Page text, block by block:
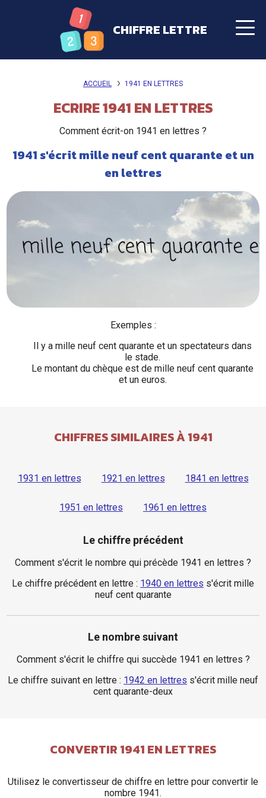
CHIFFRE LETTRE
ACCUEIL 1941 EN LETTRES
ECRIRE 1941 EN LETTRES
Comment écrit-on 1941 en lettres ?
1941 s'écrit mille neuf cent quarante et un
en lettres
Exemples :
Il y a mille neuf cent quarante et un spectateurs dans
le stade.
Le montant du chèque est de mille neuf cent quarante
et un euros.
CHIFFRES SIMILAIRES À 1941
1931 en lettres 1921 en lettres 1841 en lettres
1951 en lettres 1961 en lettres
Le chiffre précédent
Comment s'écrit le nombre qui précède 1941 en lettres ?
Le chiffre précédent en lettre : 1940 en lettres s'écrit mille
neuf cent quarante
Le nombre suivant
Comment s'écrit le chiffre qui succède 1941 en lettres ?
Le chiffre suivant en lettre : 1942 en lettres s'écrit mille neuf
cent quarante-deux
CONVERTIR 1941 EN LETTRES
Utilisez le convertisseur de chiffre en lettre pour convertir le
nombre 1941.